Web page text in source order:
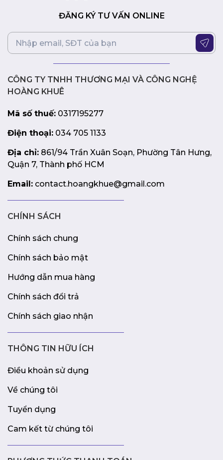
những người đam mê công nghệ, đặc biệt là những ai yêu
chơi hành động nhanh. Với tần số quét 240Hz, công
nghệ ELMB và khả năng tương thích G-SYNC, XG258Q
ĐĂNG KÝ TƯ VẤN ONLINE
CÔNG TY TNHH THƯƠNG MẠI VÀ CÔNG NGHỆ
HOÀNG KHUÊ
Mã số thuế: 0317195277
Điện thoại: 034 705 1133
Địa chỉ: 861/94 Trần Xuân Soạn, Phường Tân Hưng,
Quận 7, Thành phố HCM
Email: contact.hoangkhue@gmail.com
CHÍNH SÁCH
Chính sách chung
Chính sách bảo mật
Hướng dẫn mua hàng
Chính sách đổi trả
Chính sách giao nhận
THÔNG TIN HỮU ÍCH
Điều khoản sử dụng
Về chúng tôi
Tuyển dụng
Cam kết từ chúng tôi